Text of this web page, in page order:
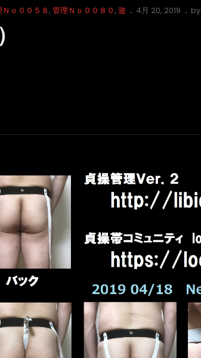
ｏ００５８, 管理Ｎｏ００８０, 遊
Posted
4月 20, 2019 by